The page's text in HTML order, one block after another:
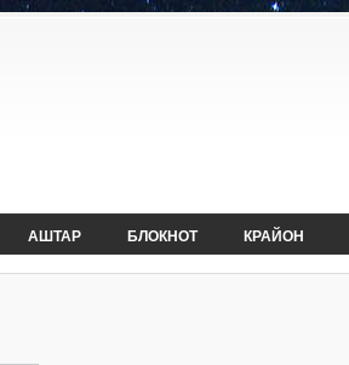
АШТАР БЛОКНОТ КРАЙОН